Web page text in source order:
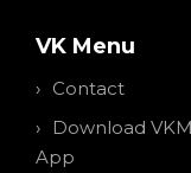
VK Menu
Contact
Download
App